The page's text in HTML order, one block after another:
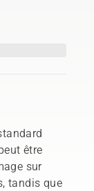
être
sur
tandis que